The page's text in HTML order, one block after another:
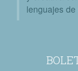
lenguajes